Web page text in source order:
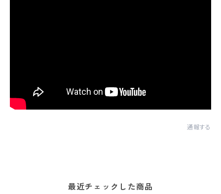
通報する
最近チェックした商品